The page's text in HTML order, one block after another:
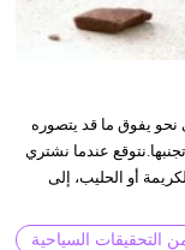
نحو يفوق ما قد يتصوره
عندما نشتري
أو الحليب، إلى
التحقيقات السياحية